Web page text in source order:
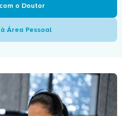
o Doutor
Área Pessoal